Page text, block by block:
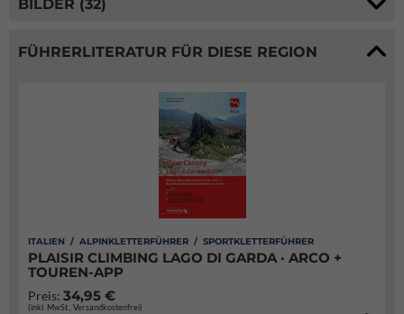
BILDER (32)
FÜHRERLITERATUR FÜR DIESE REGION
ITALIEN / ALPINKLETTERFÜHRER / SPORTKLETTERFÜHRER
PLAISIR CLIMBING LAGO DI GARDA · ARCO +
TOUREN-APP
Preis: 34,95 €
(inkl. MwSt., Versandkostenfrei)